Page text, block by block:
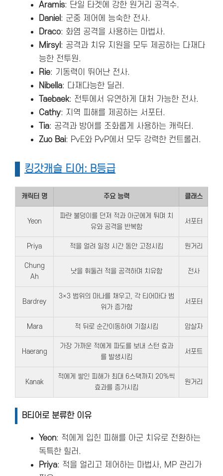
Aramis: 단일 타겟에 강한 원거리 공격수.
Daniel : 군중 제어에 능숙한 전사.
Draco: 화염 공격을 사용하는 마법사.
Mirsyl : 공격과 치유 지원을 모두 제공하는 다재다
능한 전투원.
Rie: 기동력이 뛰어난 전사.
Nibella: 다재다능한 딜러.
Taebaek: 전투에서 유연하게 대처 가능한 전사.
Cathy: 지역 피해를 제공하는 서포터.
Tia: 공격과 방어를 조화롭게 사용하는 캐릭터.
Zuo Bai: PvE와 PvP에서 모두 강력한 컨트롤러.
킹갓캐슬 티어: B등급
캐릭터 명 주요 능력 클래스
Yeon
파란 불덩이를 던져 적과 아군에게 튀며 치
유와 공격을 반복함
서포터
Priya 적을 얼려 일정 시간 동안 고정시킴 원거리
Chung
Ah
낫을 휘둘러 적을 공격하며 치유함 전사
Bardrey
3×3 범위의 마나를 채우고, 각 티어마다 범
위가 증가함
서포터
Mara 적 뒤로 순간이동하여 기절시킴 암살자
Haerang
가장 가까운 적에게 파도를 보내 스턴 효과
를 발생시킴
서포트
Kanak
적에게 쌓인 피해가 최대 6스택까지 20%씩
효과를 증가시킴
원거리
B티어로 분류한 이유
Yeon: 적에게 입힌 피해를 아군 치유로 전환하는
독특한 힐러.
Priya: 적을 얼리고 제어하는 마법사, MP 관리가